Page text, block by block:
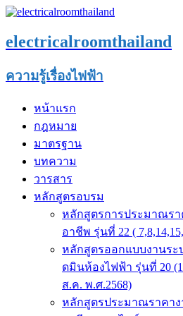
electricalroomthailand
ความรู้เรื่องไฟฟ้า
หน้าแรก
กฎหมาย
มาตรฐาน
บทความ
วารสาร
หลักสูตรอบรม
หลักสูตรการประมาณรา
อาชีพ รุ่นที่ 22 (
หลักสูตรออกแบบงานร
ดมินห้องไฟฟ้า รุ่นที่ 20
ส.ค. พ.ศ.2568)
หลักสูตรประมาณราคา